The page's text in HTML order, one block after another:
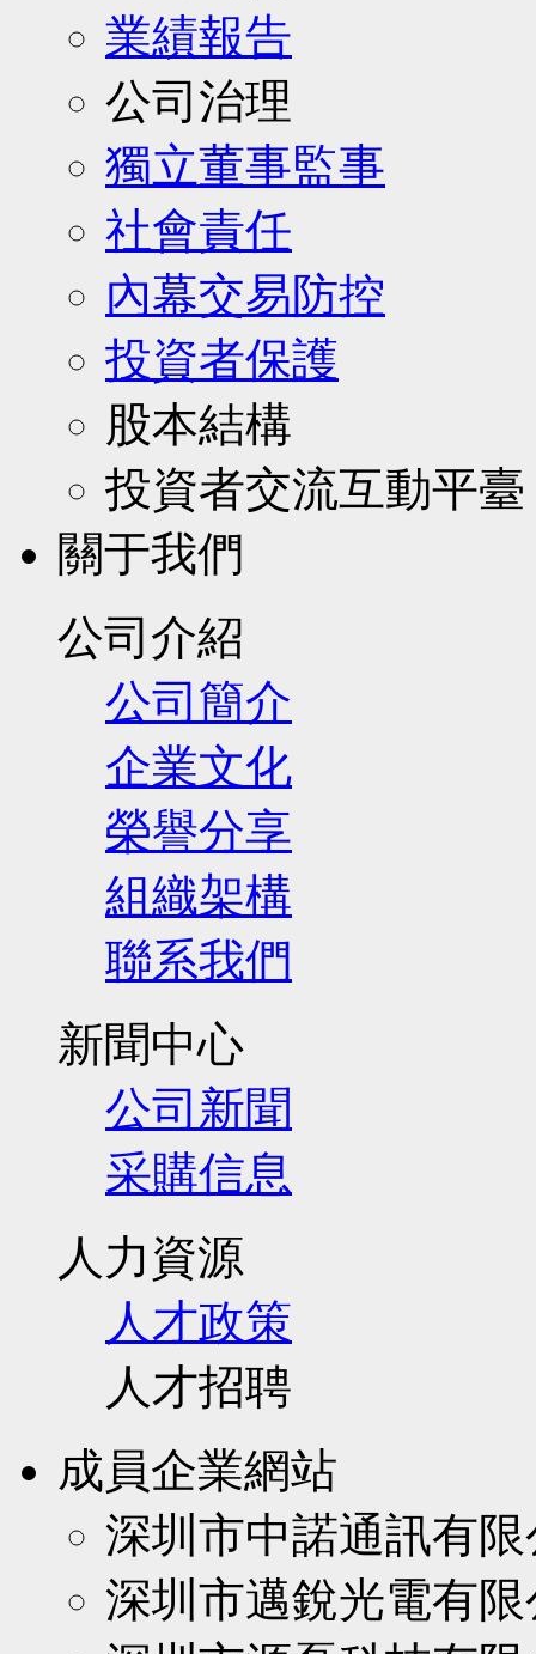
業績報告
公司治理
獨立董事監事
社會責任
內幕交易防控
投資者保護
股本結構
投資者交流互動平臺
關于我們
公司介紹
公司簡介
企業文化
榮譽分享
組織架構
聯系我們
新聞中心
公司新聞
采購信息
人力資源
人才政策
人才招聘
成員企業網站
深圳市中諾通訊有
深圳市邁銳光電有